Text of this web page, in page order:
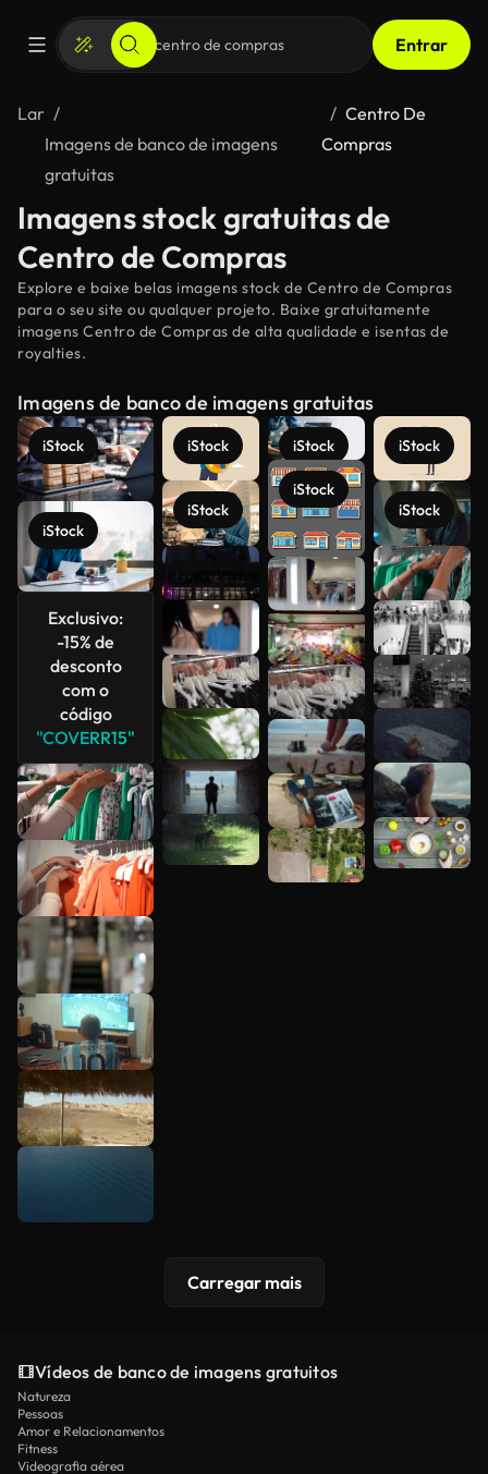
Entrar
Lar
Imagens de banco de imagens
gratuitas
Centro De
Compras
Imagens stock gratuitas de
Centro de Compras
Explore e baixe belas imagens stock de Centro de Compras
para o seu site ou qualquer projeto. Baixe gratuitamente
imagens Centro de Compras de alta qualidade e isentas de
royalties.
Imagens de banco de imagens gratuitas
iStock
iStock
Exclusivo:
-15% de
desconto
com o
código
"COVERR15"
iStock
iStock
iStock
iStock
iStock
iStock
Veja mais
Carregar mais
Vídeos de banco de imagens gratuitos
Natureza
Pessoas
Amor e Relacionamentos
Fitness
Videografia aérea